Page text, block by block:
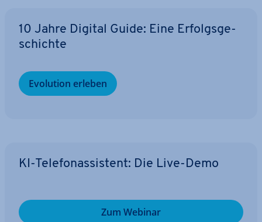
10 Jahre Digital Guide: Eine Er­folgs­ge­
schich­te
Evolution erleben
KI-Te­le­fon­as­sis­tent: Die Live-Demo
Zum Webinar